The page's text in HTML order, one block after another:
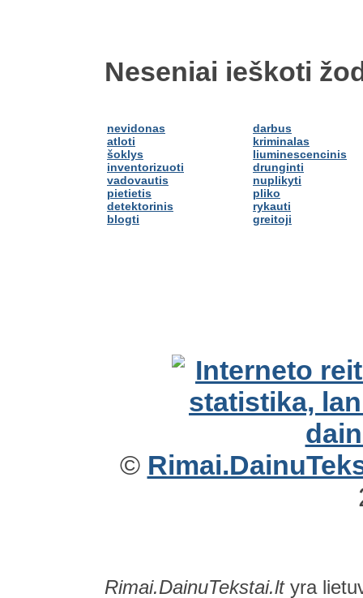
Neseniai ieškoti
nevidonas
atloti
šoklys
inventorizuoti
vadovautis
pietietis
detektorinis
blogti
darbus
kriminalas
liuminescencinis
drunginti
nuplikyti
pliko
rykauti
greitoji
©
Rimai.DainuTekstai.ltyra